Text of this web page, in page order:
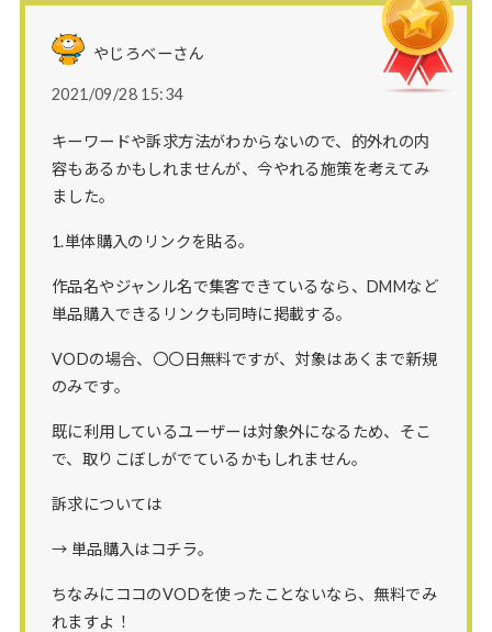
やじろべーさん
2021/09/28 15:34
キーワードや訴求方法がわからないので、的外れの内
容もあるかもしれませんが、今やれる施策を考えてみ
ました。
1.単体購入のリンクを貼る。
作品名やジャンル名で集客できているなら、DMMなど
単品購入できるリンクも同時に掲載する。
VODの場合、〇〇日無料ですが、対象はあくまで新規
のみです。
既に利用しているユーザーは対象外になるため、そこ
で、取りこぼしがでているかもしれません。
訴求については
→ 単品購入はコチラ。
ちなみにココのVODを使ったことないなら、無料でみ
れますよ！